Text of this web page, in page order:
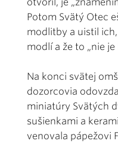
Potom Svätý Otec
modlitby a uistil
modlí a že to „nie
Na konci svätej
dozorcovia
miniatúry Svätých
sušienkami a
venovala pápežovi